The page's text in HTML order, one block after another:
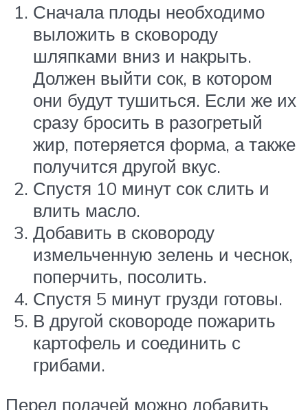
Сначала плоды необходимо
выложить в сковороду
шляпками вниз и накрыть.
Должен выйти сок, в котором
они будут тушиться. Если же их
сразу бросить в разогретый
жир, потеряется форма, а также
получится другой вкус.
Спустя 10 минут сок слить и
влить масло.
Добавить в сковороду
измельченную зелень и чеснок,
поперчить, посолить.
Спустя 5 минут грузди готовы.
В другой сковороде пожарить
картофель и соединить с
грибами.
Перед подачей можно добавить